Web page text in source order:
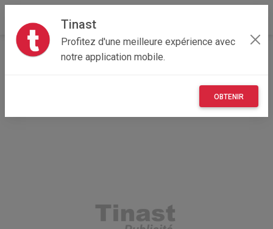
Tinast
Profitez d'une meilleure expérience avec
notre application mobile.
OBTENIR
Accueil Recherche Occitanie